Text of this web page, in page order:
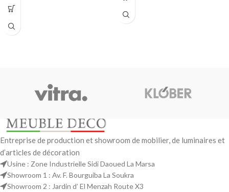
Entreprise de production et showroom de mobilier, de luminaires et
d’articles de décoration
Usine : Zone Industrielle Sidi Daoued La Marsa
Showroom 1 : Av. F. Bourguiba La Soukra
Showroom 2 : Jardin d’ El Menzah Route X3